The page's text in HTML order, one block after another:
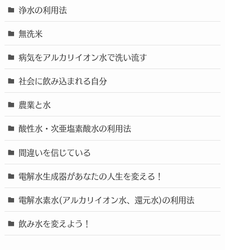
浄水の利用法
無洗米
病気をアルカリイオン水で洗い流す
社会に飲み込まれる自分
農業と水
酸性水・次亜塩素酸水の利用法
間違いを信じている
電解水生成器があなたの人生を変える！
電解水素水(アルカリイオン水、還元水)の利用法
飲み水を変えよう！